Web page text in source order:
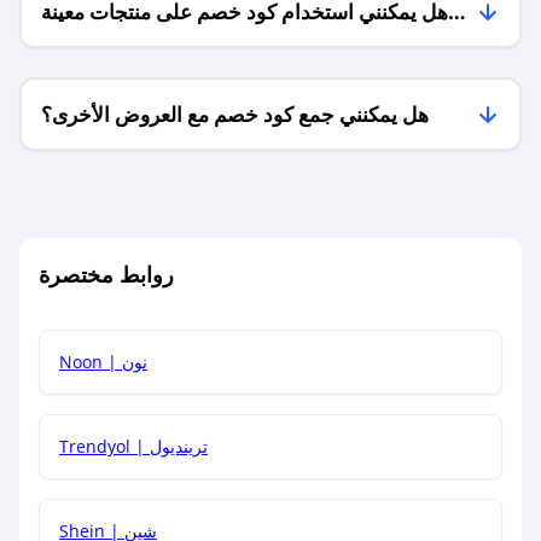
هل يمكنني استخدام كود خصم على منتجات معينة
فقط؟
هل يمكنني جمع كود خصم مع العروض الأخرى؟
كم مدة صلاحية كود الخصم؟
روابط مختصرة
Noon | نون
Trendyol | ترينديول
Shein | شين